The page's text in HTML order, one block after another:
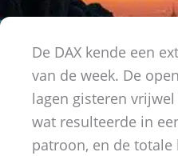
De DAX kende een
van de week. De
lagen gisteren
wat resulteerde in
patroon, en de totale